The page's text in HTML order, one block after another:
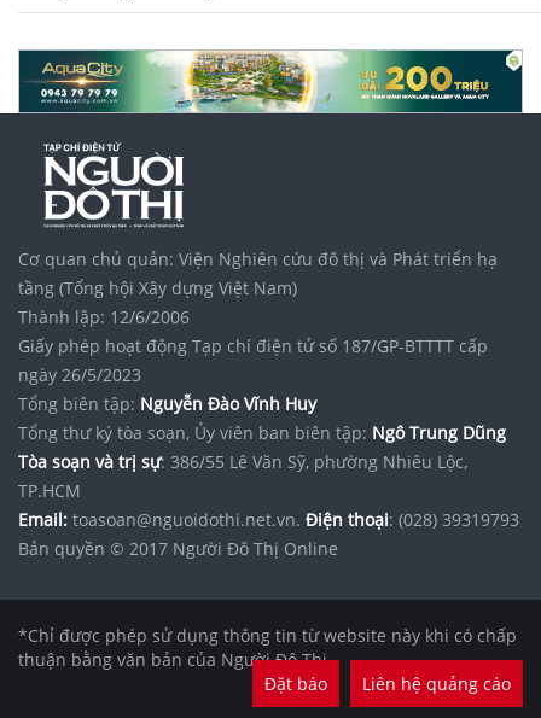
Cơ quan chủ quản: Viện Nghiên cứu đô thị và Phát triển hạ
tầng (Tổng hội Xây dựng Việt Nam)
Thành lập: 12/6/2006
Giấy phép hoạt động Tạp chí điện tử số 187/GP-BTTTT cấp
ngày 26/5/2023
Tổng biên tập: Nguyễn Đào Vĩnh Huy
Tổng thư ký tòa soạn, Ủy viên ban biên tập: Ngô Trung Dũng
Tòa soạn và trị sự: 386/55 Lê Văn Sỹ, phường Nhiêu Lộc,
TP.HCM
Email: toasoan@nguoidothi.net.vn. Điện thoại: (028) 39319793
Bản quyền © 2017 Người Đô Thị Online
*Chỉ được phép sử dụng thông tin từ website này khi có chấp
thuận bằng văn bản của Người Đô Thị.
Đặt báo
Liên hệ quảng cáo